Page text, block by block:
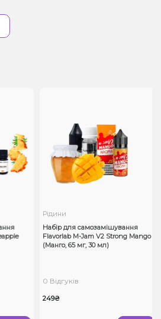
Рідини
Набір для самозамішування
Flavorlab M-Jam V2 Strong Mango
(Манго, 65 мг, 30 мл)
0 Відгуків
249₴